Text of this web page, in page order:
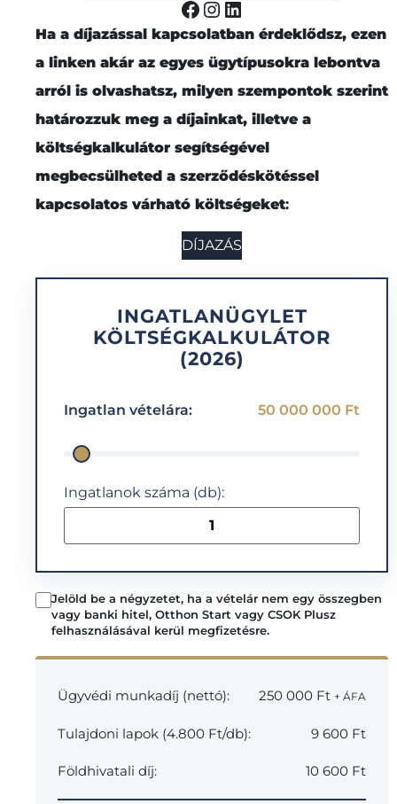
Ha a díjazással kapcsolatban érdeklődsz, ezen
a linken akár az egyes ügytípusokra lebontva
arról is olvashatsz, milyen szempontok szerint
határozzuk meg a díjainkat, illetve a
költségkalkulátor segítségével
megbecsülheted a szerződéskötéssel
kapcsolatos várható költségeket:
DÍJAZÁS
INGATLANÜGYLET
KÖLTSÉGKALKULÁTOR
(2026)
Ingatlan vételára: 50 000 000 Ft
Ingatlanok száma (db):
Jelöld be a négyzetet, ha a vételár nem egy összegben
vagy banki hitel, Otthon Start vagy CSOK Plusz
felhasználásával kerül megfizetésre.
Ügyvédi munkadíj (nettó): 250 000 Ft + ÁFA
Tulajdoni lapok (4.800 Ft/db): 9 600 Ft
Földhivatali díj: 10 600 Ft